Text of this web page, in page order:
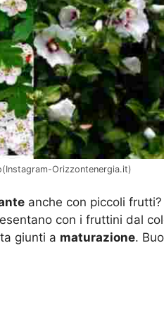
Orizzontenergia.it)
anche con piccoli
con i fruttini dal
giunti a maturazione.